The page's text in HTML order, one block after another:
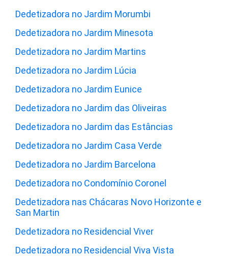
Dedetizadora no Jardim Morumbi
Dedetizadora no Jardim Minesota
Dedetizadora no Jardim Martins
Dedetizadora no Jardim Lúcia
Dedetizadora no Jardim Eunice
Dedetizadora no Jardim das Oliveiras
Dedetizadora no Jardim das Estâncias
Dedetizadora no Jardim Casa Verde
Dedetizadora no Jardim Barcelona
Dedetizadora no Condomínio Coronel
Dedetizadora nas Chácaras Novo Horizonte e
San Martin
Dedetizadora no Residencial Viver
Dedetizadora no Residencial Viva Vista